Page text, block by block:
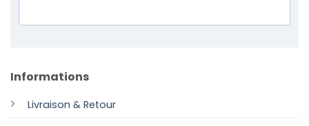
Informations
Livraison & Retour